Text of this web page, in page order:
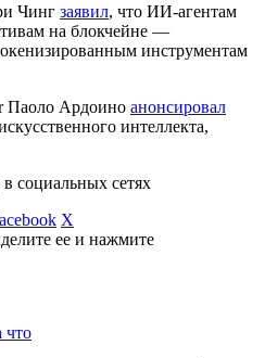
Чинг заявил, что ИИ-агентам
на блокчейне —
инструментам
Паоло Ардоино анонсировал
интеллекта,
социальных сетях
X
ее и нажмите
что